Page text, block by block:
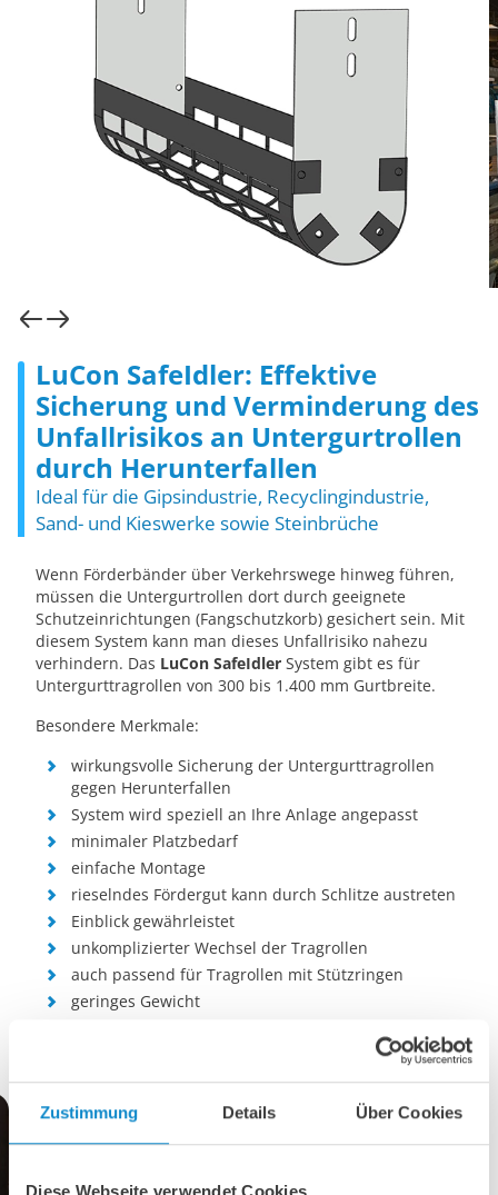
Zustimmung Details Über Cookies
Diese Webseite verwendet Cookies
LuCon SafeIdler: Effektive
Sicherung und Verminderung des
Unfallrisikos an Untergurtrollen
durch Herunterfallen
Ideal für die Gipsindustrie, Recyclingindustrie,
Sand- und Kieswerke sowie Steinbrüche
Wenn Förderbänder über Verkehrswege hinweg führen,
müssen die Untergurtrollen dort durch geeignete
Schutzeinrichtungen (Fangschutzkorb) gesichert sein. Mit
diesem System kann man dieses Unfallrisiko nahezu
verhindern. Das LuCon SafeIdler System gibt es für
Untergurttragrollen von 300 bis 1.400 mm Gurtbreite.
Besondere Merkmale:
wirkungsvolle Sicherung der Untergurttragrollen
gegen Herunterfallen
System wird speziell an Ihre Anlage angepasst
minimaler Platzbedarf
einfache Montage
rieselndes Fördergut kann durch Schlitze austreten
Einblick gewährleistet
unkomplizierter Wechsel der Tragrollen
auch passend für Tragrollen mit Stützringen
geringes Gewicht